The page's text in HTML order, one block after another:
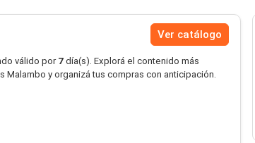
Ver catálogo
válido por7 día(s). Explorá el contenido más
Malambo y organizá tus compras con anticipación.